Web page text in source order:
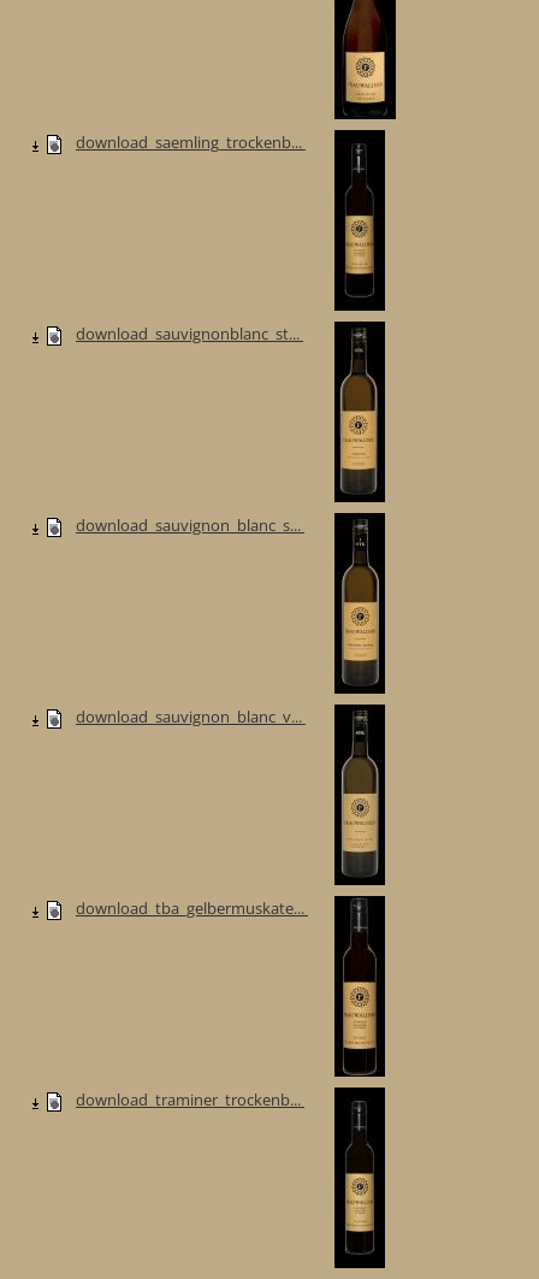
download_saemling_trockenb...
download_sauvignonblanc_st...
download_sauvignon_blanc_s...
download_sauvignon_blanc_v...
download_tba_gelbermuskate...
download_traminer_trockenb...